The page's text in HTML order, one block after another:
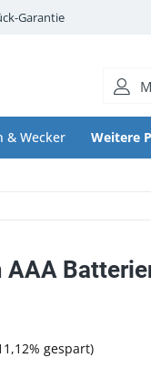
Garantie
& Wecker Weitere
gespart)